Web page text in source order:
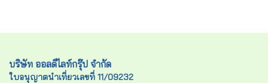
บริษัท ออลดีไลท์กรุ๊ป จำกัด
ใบอนุญาตนำเที่ยวเลขที่ 11/09232